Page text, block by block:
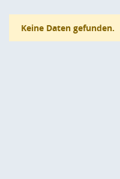
Keine Daten gefunden.